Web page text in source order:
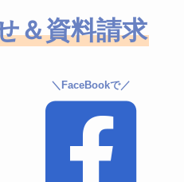
＆資料請求
＼FaceBookで／